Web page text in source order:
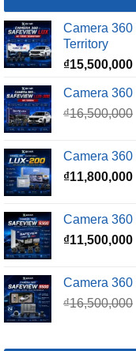
Camera
Territory
₫15,500,000
Camera
₫16,500,000
Camera
₫11,800,000
Camera
₫11,500,000
Camera
₫16,500,000